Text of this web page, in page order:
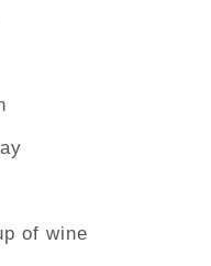
of wine